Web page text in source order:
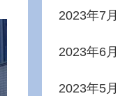
2023年7月
2023年6月
2023年5月